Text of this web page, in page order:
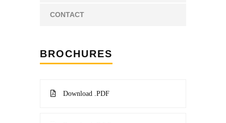
CONTACT
BROCHURES
Download .PDF